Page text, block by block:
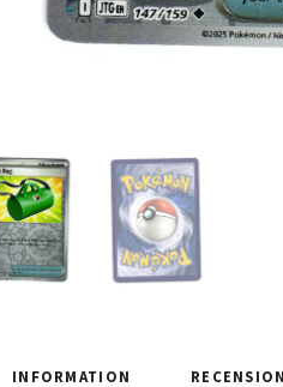
INFORMATION